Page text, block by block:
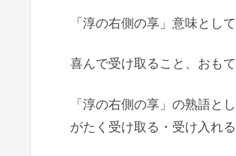
「淳の右側の享」意味とし
喜んで受け取ること、おも
「淳の右側の享」の熟語と
がたく受け取る・受け入れ